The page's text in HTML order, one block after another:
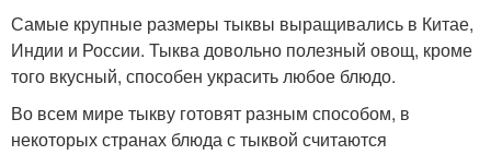
Самые крупные размеры тыквы выращивались в Китае,
Индии и России. Тыква довольно полезный овощ, кроме
того вкусный, способен украсить любое блюдо.
Во всем мире тыкву готовят разным способом, в
некоторых странах блюда с тыквой считаются